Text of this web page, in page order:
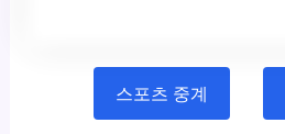
스포츠 중계